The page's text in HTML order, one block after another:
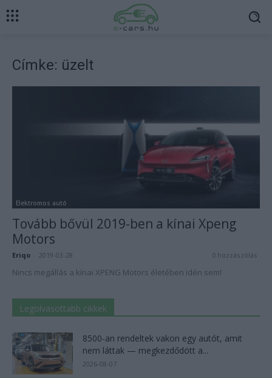
Címke: üzelt
Elektromos autó
Tovább bővül 2019-ben a kínai Xpeng
Motors
Eriqo 2019-03-28 0 hozzászólás
Nincs megállás a kínai XPENG Motors életében idén sem!
Legolvasottabb cikkek
8500-an rendeltek vakon egy autót, amit
nem láttak — megkezdődött a...
2026-08-07